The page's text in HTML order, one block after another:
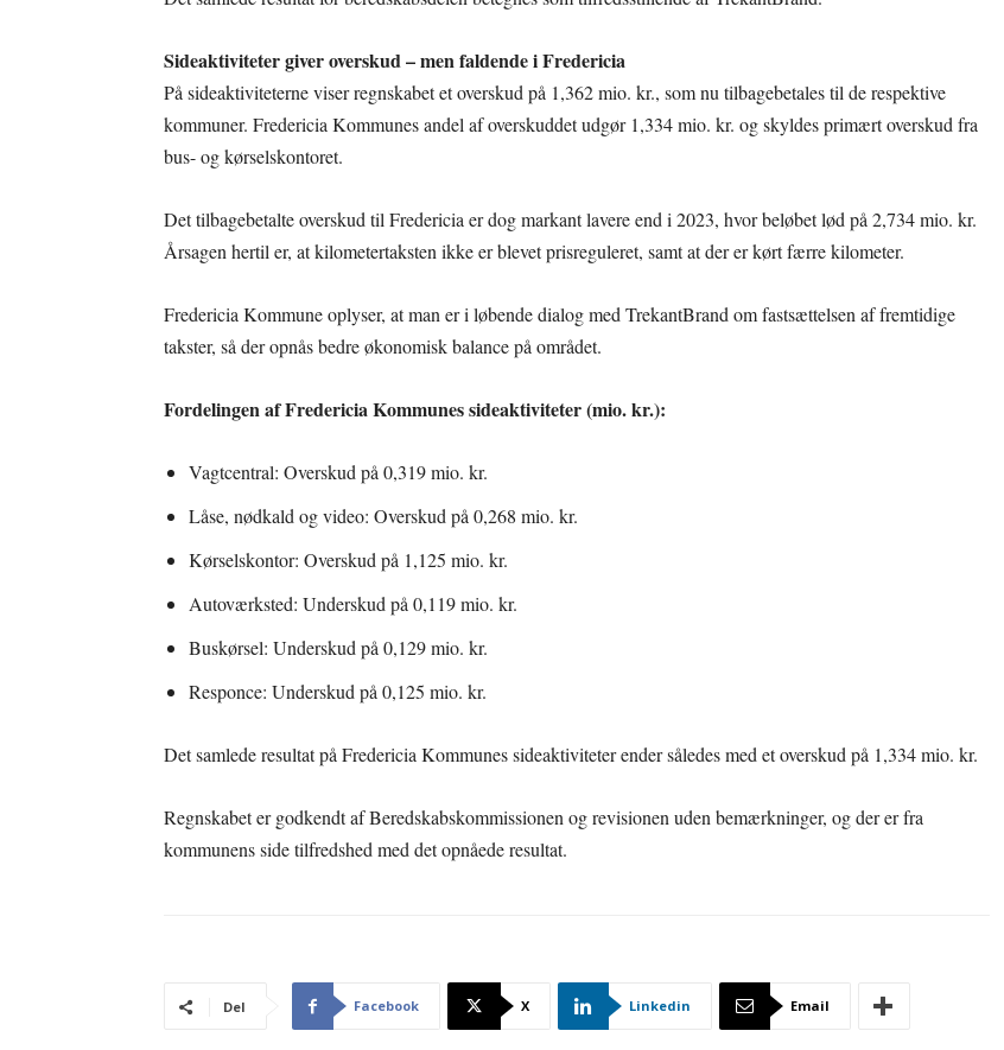
Sideaktiviteter giver overskud – men faldende i Fredericia
På sideaktiviteterne viser regnskabet et overskud på 1,362 mio. kr., som nu tilbagebetales til de respektive
kommuner. Fredericia Kommunes andel af overskuddet udgør 1,334 mio. kr. og skyldes primært overskud fra
bus- og kørselskontoret.
Det tilbagebetalte overskud til Fredericia er dog markant lavere end i 2023, hvor beløbet lød på 2,734 mio. kr.
Årsagen hertil er, at kilometertaksten ikke er blevet prisreguleret, samt at der er kørt færre kilometer.
Fredericia Kommune oplyser, at man er i løbende dialog med TrekantBrand om fastsættelsen af fremtidige
takster, så der opnås bedre økonomisk balance på området.
Fordelingen af Fredericia Kommunes sideaktiviteter (mio. kr.):
Vagtcentral: Overskud på 0,319 mio. kr.
Låse, nødkald og video: Overskud på 0,268 mio. kr.
Kørselskontor: Overskud på 1,125 mio. kr.
Autoværksted: Underskud på 0,119 mio. kr.
Buskørsel: Underskud på 0,129 mio. kr.
Responce: Underskud på 0,125 mio. kr.
Det samlede resultat på Fredericia Kommunes sideaktiviteter ender således med et overskud på 1,334 mio. kr.
Regnskabet er godkendt af Beredskabskommissionen og revisionen uden bemærkninger, og der er fra
kommunens side tilfredshed med det opnåede resultat.
Del Facebook X Linkedin Email